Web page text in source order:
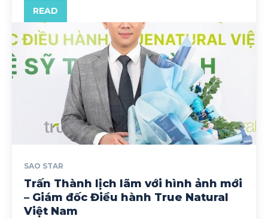
READ
SAO STAR
Trấn Thành lịch lãm với hình ảnh mới
– Giám đốc Điều hành True Natural
Việt Nam